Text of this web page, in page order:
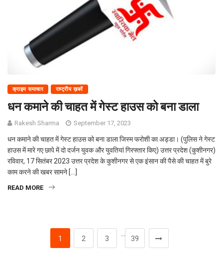
क्राइम समाचार राष्ट्रीय ख़बरें
धन कमाने की चाहत में गेस्ट हाउस को बना डाला
Rakesh Sharma September 17, 2023
धन कमाने की चाहत में गेस्ट हाउस को बना डाला जिस्म फरोशी का अड्डा। (पुलिस ने गेस्ट
हाउस में मारे गए छापे में दो दर्जन युवक और युवतियां गिरफ्तार किए) उत्तर प्रदेश (कुशीनगर)
रविवार, 17 सितंबर 2023 उत्तर प्रदेश के कुशीनगर से एक इंसान की पैसे की चाहत में बुरे
काम करने की खबर सामने […]
READ MORE
1 2 3 39